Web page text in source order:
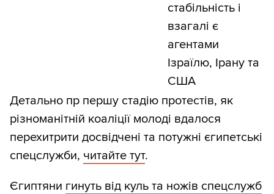
стабільність і
взагалі є
агентами
Ізраїлю, Ірану та
США
Детально пр першу стадію протестів, як
різноманітній коаліції молоді вдалося
перехитрити досвідчені та потужні єгипетські
спецслужби, читайте тут.
Єгиптяни гинуть від куль та ножів спецслужб